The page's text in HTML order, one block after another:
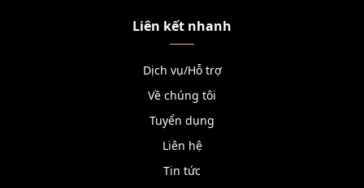
Liên kết nhanh
Dịch vụ/Hỗ trợ
Về chúng tôi
Tuyển dụng
Liên hệ
Tin tức